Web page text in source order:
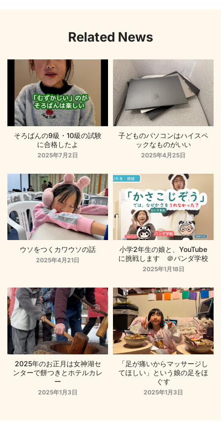
Related News
そろばんの9級・10級の試験
に合格したよ
2025年7月2日
子どものパソコンはハイスペ
ックなものがいい
2025年4月25日
ウソをつくカワウソの話
2025年4月21日
小学2年生の娘と、YouTube
に挑戦します ＠パンダ学校
2025年1月18日
2025年のお正月は女神湖セ
ンターで餅つきとホテルカレ
ー
2025年1月3日
「足が痛いからマッサージし
てほしい」という娘の足をほ
ぐす
2025年1月3日